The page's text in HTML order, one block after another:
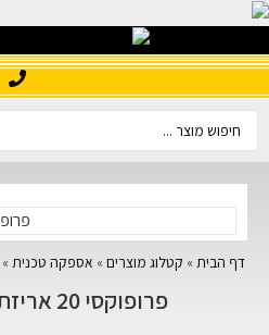
דף הבית » קטלוג מוצרים » אספקה טכנית »
פרופוקסי 20 אריזת ענק, 114 גר